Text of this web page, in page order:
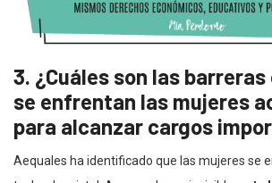
3. ¿Cuáles son las
se enfrentan las mujeres
para alcanzar cargos
Aequales ha identificado que las mujeres se